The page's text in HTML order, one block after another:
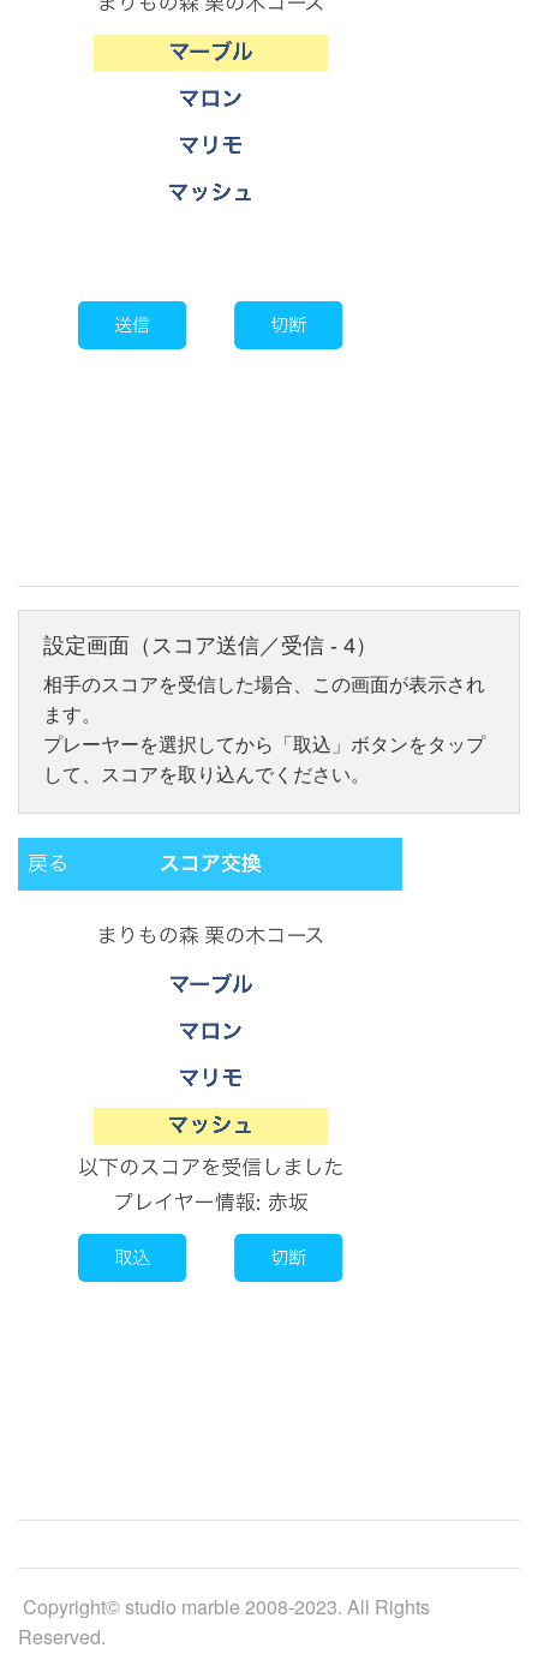
設定画面（スコア送信／受信 - 4）
相手のスコアを受信した場合、この画面が表示され
ます。
プレーヤーを選択してから「取込」ボタンをタップ
して、スコアを取り込んでください。
Copyright© studio marble 2008-2023. All Rights
Reserved.